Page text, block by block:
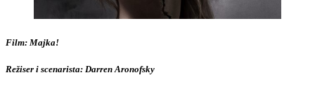
Film: Majka!
Režiser i scenarista: Darren Aronofsky